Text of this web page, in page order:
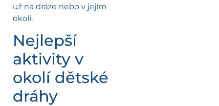
už na dráze nebo v jejím
okolí.
Nejlepší
aktivity v
okolí dětské
dráhy